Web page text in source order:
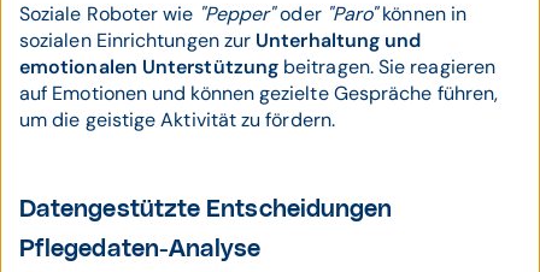
Soziale Roboter wie "Pepper"oder "Paro"können in
sozialen Einrichtungen zur Unterhaltung und
emotionalen Unterstützung beitragen. Sie reagieren
auf Emotionen und können gezielte Gespräche führen,
um die geistige Aktivität zu fördern.
Datengestützte Entscheidungen
Pflegedaten-Analyse